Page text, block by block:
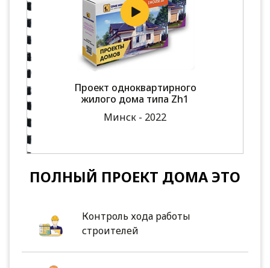
Проект одноквартирного
жилого дома типа Zh1
Минск - 2022
ПОЛНЫЙ ПРОЕКТ ДОМА ЭТО
Контроль хода работы
строителей